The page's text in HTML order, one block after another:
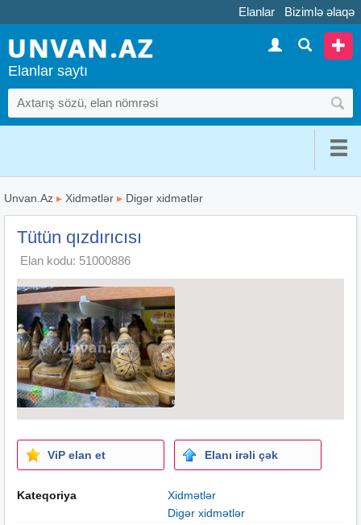
Elanlar Bizimlə əlaqə
Elanlar saytı
Unvan.Az ▸ Xidmətlər ▸ Digər xidmətlər
Tütün qızdırıcısı
Elan kodu: 51000886
ViP elan et Elanı irəli çək
Kateqoriya
Xidmətlər
Digər xidmətlər